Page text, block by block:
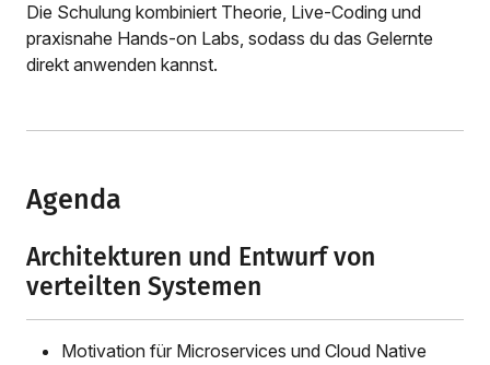
Die Schulung kombiniert Theorie, Live-Coding und
praxisnahe Hands-on Labs, sodass du das Gelernte
direkt anwenden kannst.
Agenda
Architekturen und Entwurf von
verteilten Systemen
Motivation für Microservices und Cloud Native